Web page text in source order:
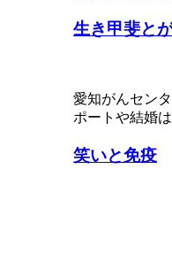
生き甲斐と
愛知がんセン
ポートや結婚
笑いと免疫